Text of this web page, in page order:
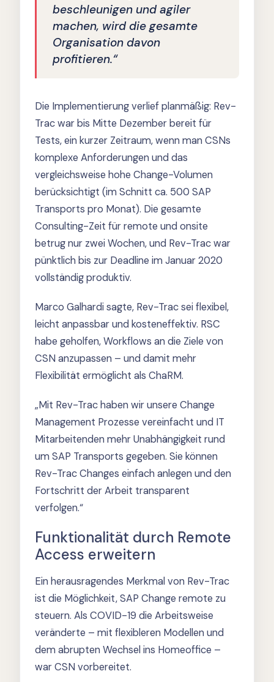
beschleunigen und agiler
machen, wird die gesamte
Organisation davon
profitieren.“
Die Implementierung verlief planmäßig: Rev-
Trac war bis Mitte Dezember bereit für
Tests, ein kurzer Zeitraum, wenn man CSNs
komplexe Anforderungen und das
vergleichsweise hohe Change-Volumen
berücksichtigt (im Schnitt ca. 500 SAP
Transports pro Monat). Die gesamte
Consulting-Zeit für remote und onsite
betrug nur zwei Wochen, und Rev-Trac war
pünktlich bis zur Deadline im Januar 2020
vollständig produktiv.
Marco Galhardi sagte, Rev-Trac sei flexibel,
leicht anpassbar und kosteneffektiv. RSC
habe geholfen, Workflows an die Ziele von
CSN anzupassen – und damit mehr
Flexibilität ermöglicht als ChaRM.
„Mit Rev-Trac haben wir unsere Change
Management Prozesse vereinfacht und IT
Mitarbeitenden mehr Unabhängigkeit rund
um SAP Transports gegeben. Sie können
Rev-Trac Changes einfach anlegen und den
Fortschritt der Arbeit transparent
verfolgen.“
Funktionalität durch Remote
Access erweitern
Ein herausragendes Merkmal von Rev-Trac
ist die Möglichkeit, SAP Change remote zu
steuern. Als COVID-19 die Arbeitsweise
veränderte – mit flexibleren Modellen und
dem abrupten Wechsel ins Homeoffice –
war CSN vorbereitet.